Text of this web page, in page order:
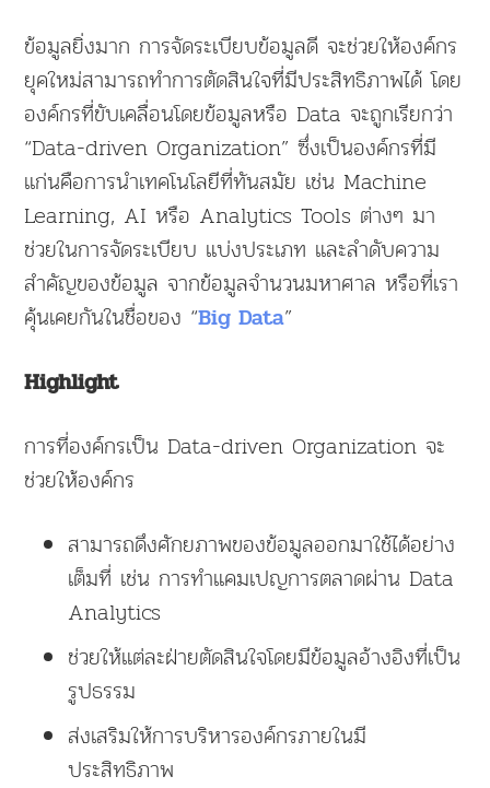
ข้อมูลยิ่งมาก การจัดระเบียบข้อมูลดี จะช่วยให้องค์กร
ยุคใหม่สามารถทำการตัดสินใจที่มีประสิทธิภาพได้ โดย
องค์กรที่ขับเคลื่อนโดยข้อมูลหรือ Data จะถูกเรียกว่า
“Data-driven Organization” ซึ่งเป็นองค์กรที่มี
แก่นคือการนำเทคโนโลยีที่ทันสมัย เช่น Machine
Learning, AI หรือ Analytics Tools ต่างๆ มา
ช่วยในการจัดระเบียบ แบ่งประเภท และลำดับความ
สำคัญของข้อมูล จากข้อมูลจำนวนมหาศาล หรือที่เรา
คุ้นเคยกันในชื่อของ “Big Data”
Highlight
การที่องค์กรเป็น Data-driven Organization จะ
ช่วยให้องค์กร
สามารถดึงศักยภาพของข้อมูลออกมาใช้ได้อย่าง
เต็มที่ เช่น การทำแคมเปญการตลาดผ่าน Data
Analytics
ช่วยให้แต่ละฝ่ายตัดสินใจโดยมีข้อมูลอ้างอิงที่เป็น
รูปธรรม
ส่งเสริมให้การบริหารองค์กรภายในมี
ประสิทธิภาพ